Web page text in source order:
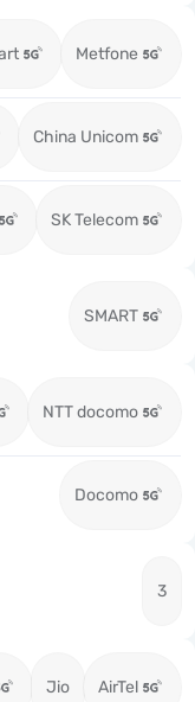
Metfone
China Unicom
SK Telecom
SMART
NTT docomo
Docomo
3
Jio AirTel